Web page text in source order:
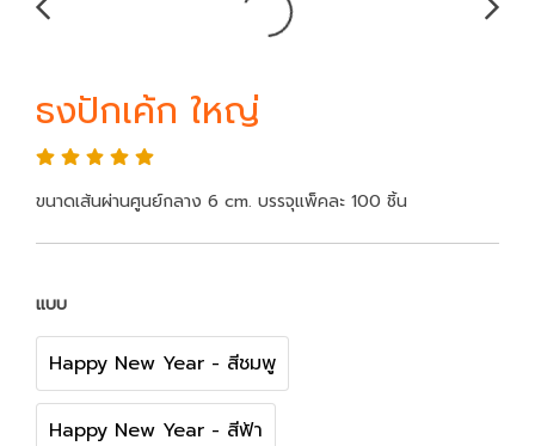
ธงปักเค้ก ใหญ่
ขนาดเส้นผ่านศูนย์กลาง 6 cm. บรรจุแพ็คละ 100 ชิ้น
แบบ
Happy New Year - สีชมพู
Happy New Year - สีฟ้า